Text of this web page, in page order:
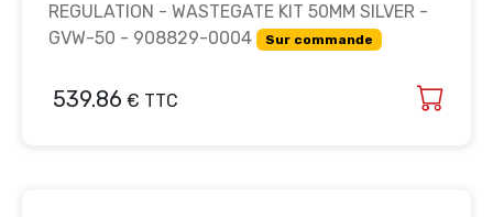
REGULATION - WASTEGATE KIT 50MM SILVER -
GVW-50 - 908829-0004
Sur commande
539.86 € TTC